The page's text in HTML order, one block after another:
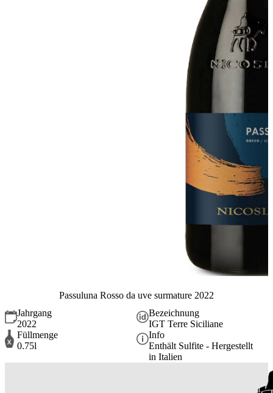
Passuluna Rosso da uve surmature 2022
Jahrgang
2022
Bezeichnung
IGT Terre Siciliane
Füllmenge
0.75l
Info
Enthält Sulfite - Hergestellt
in Italien